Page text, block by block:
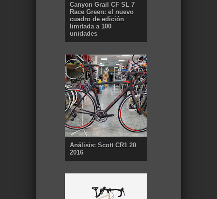
Canyon Grail CF SL 7
Race Green: el nuevo
cuadro de edición
limitada a 100
unidades
Análisis: Scott CR1 20
2016